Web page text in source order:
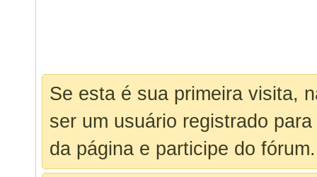
Se esta é sua primeira visita,
ser um usuário registrado
da página e participe do fórum.